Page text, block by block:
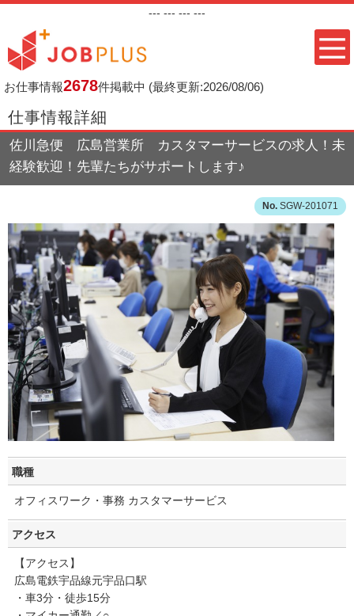
--- --- --- ---
お仕事情報2678件掲載中 (最終更新:2026/08/06)
仕事情報詳細
佐川急便 広島営業所 カスタマーサービスの求人！未
経験歓迎！先輩たちがサポートします♪
SGW-201071
職種
オフィスワーク・事務 カスタマーサービス
アクセス
【アクセス】
広島電鉄宇品線元宇品口駅
・車3分・徒歩15分